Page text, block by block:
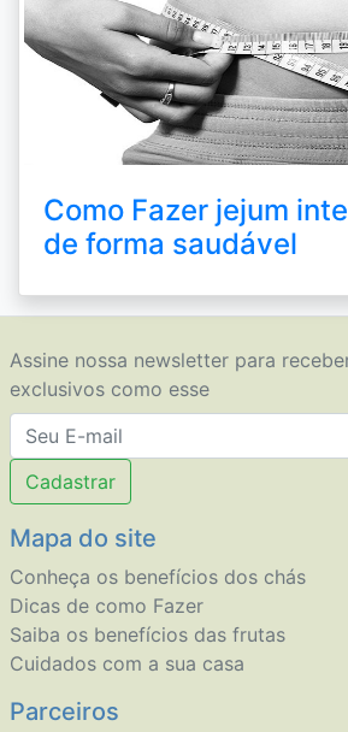
Como Fazer jejum
de forma saudável
Assine nossa newsletter para
exclusivos como esse
Cadastrar
Mapa do site
Conheça os benefícios dos chás
Dicas de como Fazer
Saiba os benefícios das frutas
Cuidados com a sua casa
Parceiros